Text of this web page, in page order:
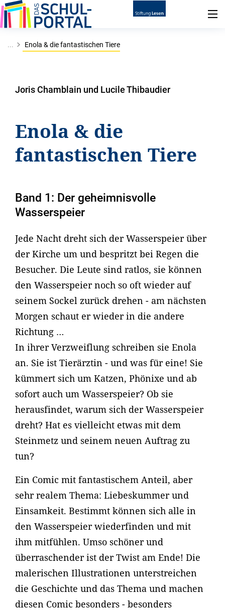
... Enola & die fantastischen Tiere
Joris Chamblain und Lucile Thibaudier
Enola & die
fantastischen Tiere
Band 1: Der geheimnisvolle
Wasserspeier
Jede Nacht dreht sich der Wasserspeier über
der Kirche um und bespritzt bei Regen die
Besucher. Die Leute sind ratlos, sie können
den Wasserspeier noch so oft wieder auf
seinem Sockel zurück drehen - am nächsten
Morgen schaut er wieder in die andere
Richtung …
In ihrer Verzweiflung schreiben sie Enola
an. Sie ist Tierärztin - und was für eine! Sie
kümmert sich um Katzen, Phönixe und ab
sofort auch um Wasserspeier? Ob sie
herausfindet, warum sich der Wasserspeier
dreht? Hat es vielleicht etwas mit dem
Steinmetz und seinem neuen Auftrag zu
tun?
Ein Comic mit fantastischem Anteil, aber
sehr realem Thema: Liebeskummer und
Einsamkeit. Bestimmt können sich alle in
den Wasserspeier wiederfinden und mit
ihm mitfühlen. Umso schöner und
überraschender ist der Twist am Ende! Die
malerischen Illustrationen unterstreichen
die Geschichte und das Thema und machen
diesen Comic besonders - besonders